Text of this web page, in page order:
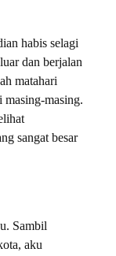
habis selagi
dan berjalan
matahari
masing-masing.
sangat besar
Sambil
aku